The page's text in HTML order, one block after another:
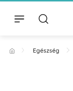
Egészség